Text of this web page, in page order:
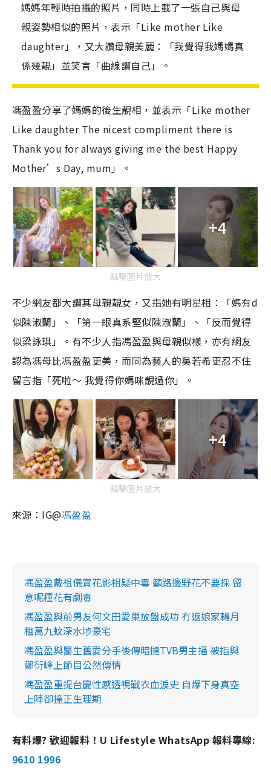
媽媽年輕時拍攝的照片，同時上載了一張自己與母
親姿勢相似的照片，表示「Like mother Like
daughter」，又大讚母親美麗：「我覺得我媽媽真
係幾靚」並笑言「曲線讚自己」。
馮盈盈分享了媽媽的後生靚相，並表示「Like mother
Like daughter The nicest compliment there is
Thank you for always giving me the best Happy
Mother’s Day, mum」。
+4
點擊圖片放大
不少網友都大讚其母親靚女，又指她有明星相：「媽有d
似陳淑蘭」、「第一眼真系堅似陳淑蘭」、「反而覺得
似梁詠琪」。有不少人指馮盈盈與母親似樣，亦有網友
認為馮母比馮盈盈更美，而同為藝人的吳若希更忍不住
留言指「死啦～ 我覺得你媽咪靚過你」。
+4
點擊圖片放大
來源： IG@馮盈盈
馮盈盈戴祖儀賞花影相疑中毒 籲路邊野花不要採 留
意呢種花有劇毒
馮盈盈與前男友何文田愛巢放盤成功 冇返娘家轉月
租萬九蚊深水埗豪宅
馮盈盈與醫生舊愛分手後傳暗撻TVB男主播 被指與
鄭衍峰上節目公然傳情
馮盈盈重提台慶性感透視戰衣血淚史 自爆下身真空
上陣卻撞正生理期
有料爆? 歡迎報料！U Lifestyle WhatsApp 報料專線:
9610 1996